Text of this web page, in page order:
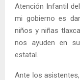
Atención Infantil
mi gobierno es
niños y niñas
nos ayuden en
estatal.
Ante los